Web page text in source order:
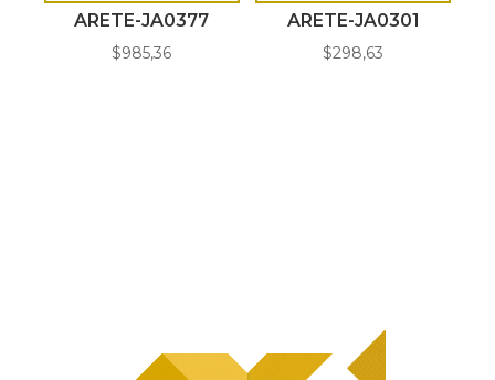
ARETE-JA0377
$985,36
ARETE-JA0301
$298,63